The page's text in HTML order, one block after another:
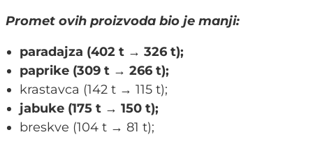
Promet ovih proizvoda bio je manji:
paradajza (402 t → 326 t);
paprike (309 t → 266 t);
krastavca (142 t → 115 t);
jabuke (175 t → 150 t);
breskve (104 t → 81 t);